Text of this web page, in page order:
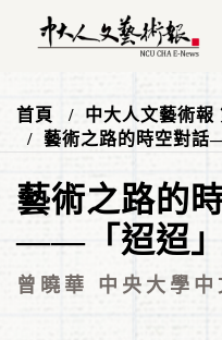
首頁
中大人文藝術報
藝術之路的時空對
藝術之路的
——「迢迢
曾曉華 中央大學中